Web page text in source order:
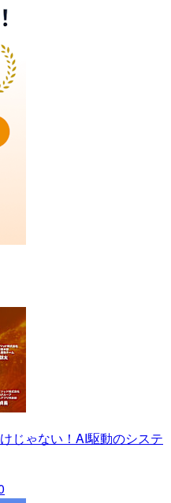
じゃない！AI駆動のシステ